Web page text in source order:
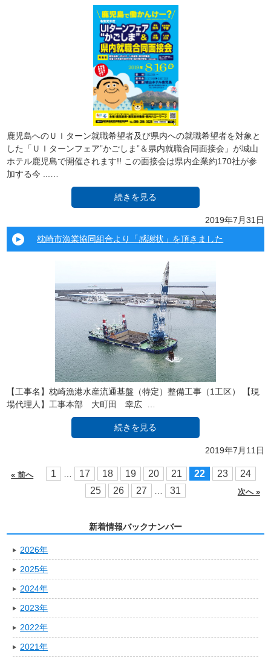
鹿児島へのＵＩターン就職希望者及び県内への就職希望者を対象と
した「ＵＩターンフェア”かごしま”＆県内就職合同面接会」が城山
ホテル鹿児島で開催されます!! この面接会は県内企業約170社が参
加する今 ...…
続きを見る
2019年7月31日
枕崎市漁業協同組合より「感謝状」を頂きました
【工事名】枕崎漁港水産流通基盤（特定）整備工事（1工区） 【現
場代理人】工事本部 大町田 幸広 …
続きを見る
2019年7月11日
« 前へ 1 … 17 18 19 20 21 22 23
24
25
26 27 … 31 次へ »
新着情報バックナンバー
2026年
2025年
2024年
2023年
2022年
2021年